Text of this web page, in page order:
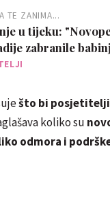
TE ZANIMA...
u tijeku:
zabranile
što bi posjetitelji
koliko su
odmora i